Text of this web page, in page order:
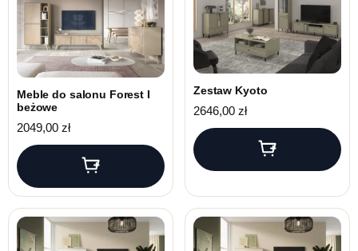
Meble do salonu Forest I
beżowe
2049,00 zł
Zestaw Kyoto
2646,00 zł